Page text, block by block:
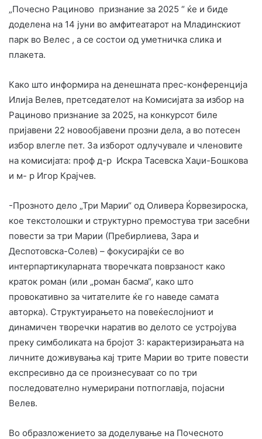
„Почесно Рациново признание за 2025 “ ќе и биде
доделена на 14 јуни во амфитеатарот на Младинскиот
парк во Велес , а се состои од уметничка слика и
плакета.
Како што информира на денешната прес-конференција
Илија Велев, претседателот на Комисијата за избор на
Рациново признание за 2025, на конкурсот биле
пријавени 22 новообјавени прозни дела, а во потесен
избор влегле пет. За изборот одлучувале и членовите
на комисијата: проф д-р Искра Тасевска Хаџи-Бошкова
и м- р Игор Крајчев.
-Прозното дело „Три Марии“ од Оливера Ќорвезироска,
кое текстолошки и структурно премостува три засебни
повести за три Марии (Пребирлиева, Зара и
Деспотовска-Солев) – фокусирајќи се во
интерпартикуларната творечката поврзаност како
краток роман (или „роман басма“, како што
провокативно за читателите ќе го наведе самата
авторка). Структуирањето на повеќеслојниот и
динамичен творечки наратив во делото се устројува
преку симболиката на бројот 3: карактеризирањата на
личните доживувања кај трите Марии во трите повести
експресивно да се произнесуваат со по три
последователно нумерирани потпоглавја, појасни
Велев.
Во образложението за доделување на Почесното